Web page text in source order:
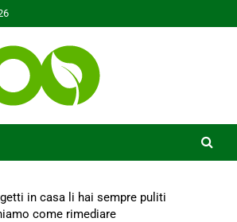
in casa li hai sempre puliti
come rimediare